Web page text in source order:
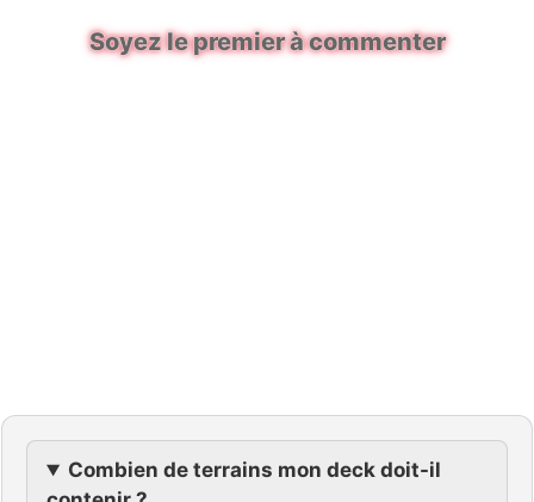
Soyez le premier à commenter
Combien de terrains mon deck doit-il